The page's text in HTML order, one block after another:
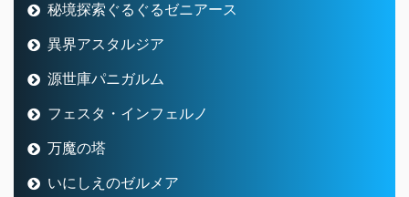
秘境探索ぐるぐるゼニアース
異界アスタルジア
源世庫パニガルム
フェスタ・インフェルノ
万魔の塔
いにしえのゼルメア